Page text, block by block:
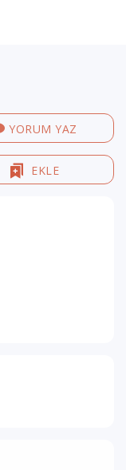
YORUM YAZ
EKLE